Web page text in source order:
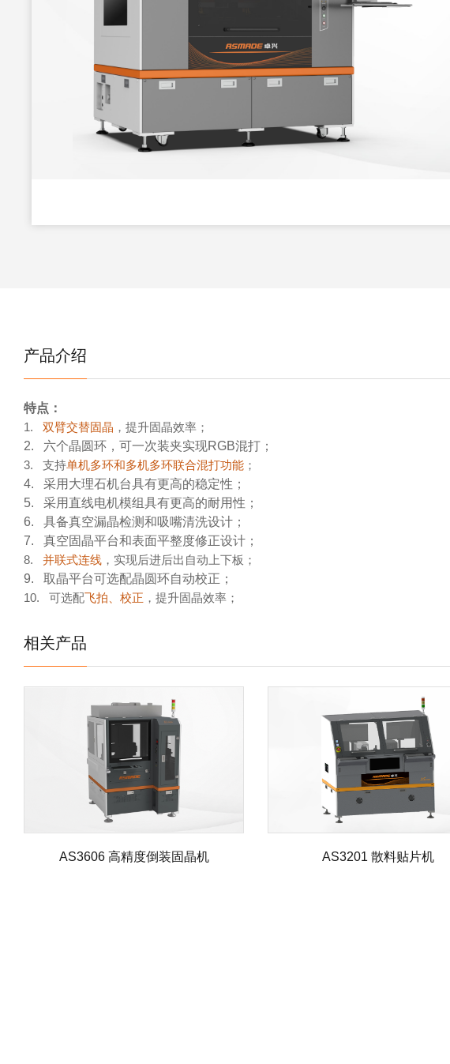
产品介绍
特点：
1. 双臂交替固晶 ，提升固晶效率；
2. 六个晶圆环，可一次装夹实现RGB混打；
3. 支持单机多环和多机多环联合混打功能 ；
4. 采用大理石机台具有更高的稳定性；
5. 采用直线电机模组具有更高的耐用性；
6. 具备真空漏晶检测和吸嘴清洗设计；
7. 真空固晶平台和表面平整度修正设计；
8. 并联式连线 ，实现后进后出自动上下板；
9. 取晶平台可选配晶圆环自动校正；
10. 可选配飞拍、校正 ，提升固晶效率；
相关产品
AS3606 高精度倒装固晶机 AS3201 散料贴片机